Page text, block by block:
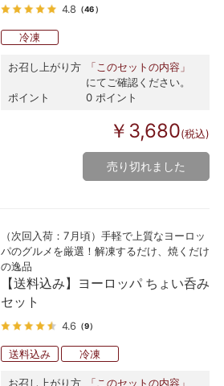
4.8 （46）
冷凍
お召し上がり方
「このセットの内容」
にてご確認ください。
ポイント
0 ポイント
￥3,680(税込)
売り切れました
（次回入荷：7月頃）手軽で上質なヨーロッ
パのグルメを厳選！解凍するだけ、焼くだけ
の逸品
【送料込み】ヨーロッパ ちょい呑み
セット
4.6 （9）
送料込み 冷凍
お召し上がり方
「このセットの内容」